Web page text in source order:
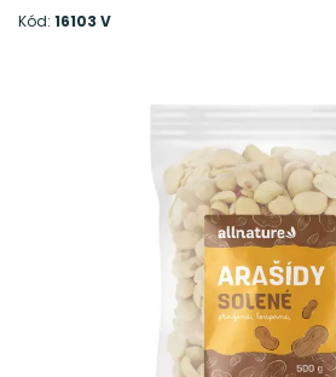
Kód: 16103 V